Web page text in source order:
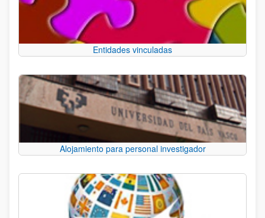
Entidades vinculadas
Alojamiento para personal investigador